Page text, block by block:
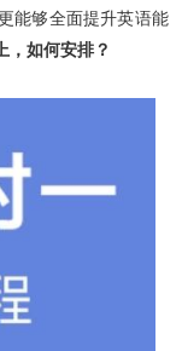
能够全面提升英语能
，如何安排？